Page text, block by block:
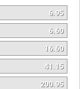
6.95
6.60
16.60
41.15
200.95